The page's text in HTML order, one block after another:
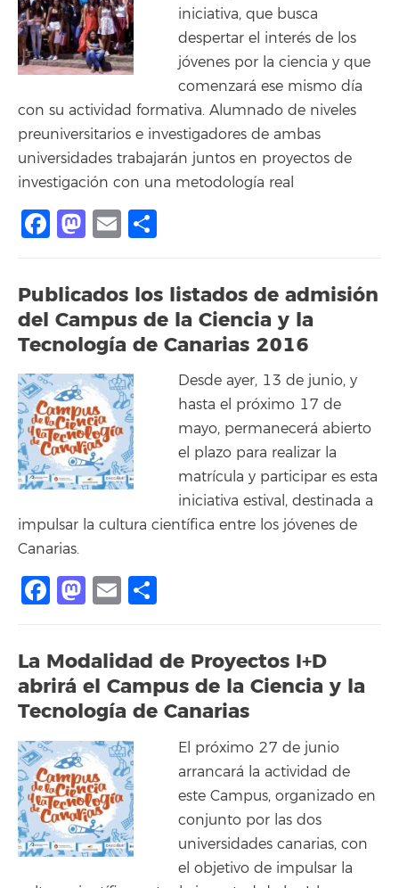
iniciativa, que busca
despertar el interés de los
jóvenes por la ciencia y que
comenzará ese mismo día
con su actividad formativa. Alumnado de niveles
preuniversitarios e investigadores de ambas
universidades trabajarán juntos en proyectos de
investigación con una metodología real
Facebook
Mastodon
Email
Publicados los listados de admisión
del Campus de la Ciencia y la
Tecnología de Canarias 2016
Desde ayer, 13 de junio, y
hasta el próximo 17 de
mayo, permanecerá abierto
el plazo para realizar la
matrícula y participar es esta
iniciativa estival, destinada a
impulsar la cultura científica entre los jóvenes de
Canarias.
Facebook
Mastodon
Email
La Modalidad de Proyectos I+D
abrirá el Campus de la Ciencia y la
Tecnología de Canarias
El próximo 27 de junio
arrancará la actividad de
este Campus, organizado en
conjunto por las dos
universidades canarias, con
el objetivo de impulsar la